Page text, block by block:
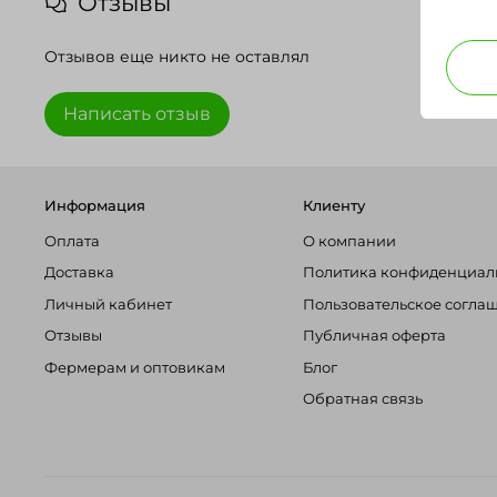
Отзывов еще никто не оставлял
Написать отзыв
Информация
Оплата
Доставка
Личный кабинет
Отзывы
Фермерам и оптовикам
Клиенту
О компании
Политика
Пользовательское
Публичная оферта
Блог
Обратная связь